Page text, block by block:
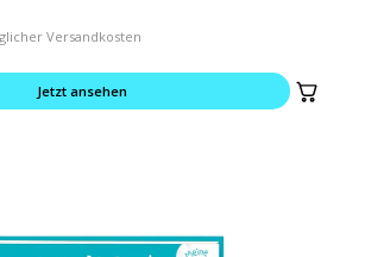
Versandkosten
Jetzt ansehen